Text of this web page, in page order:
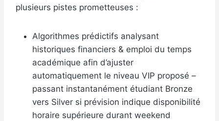
plusieurs pistes prometteuses :
Algorithmes prédictifs analysant
historiques financiers & emploi du temps
académique afin d’ajuster
automatiquement le niveau VIP proposé –
passant instantanément étudiant Bronze
vers Silver si prévision indique disponibilité
horaire supérieure durant weekend